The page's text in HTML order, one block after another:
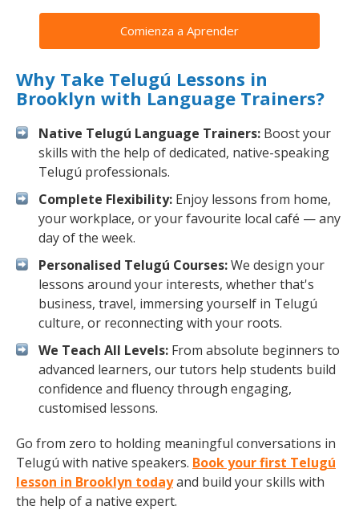
Comienza a Aprender
Why Take Telugú Lessons in
Brooklyn with Language Trainers?
Native Telugú Language Trainers: Boost your
skills with the help of dedicated, native-speaking
Telugú professionals.
Complete Flexibility: Enjoy lessons from home,
your workplace, or your favourite local café — any
day of the week.
Personalised Telugú Courses:We design your
lessons around your interests, whether that's
business, travel, immersing yourself in Telugú
culture, or reconnecting with your roots.
We Teach All Levels: From absolute beginners to
advanced learners, our tutors help students build
confidence and fluency through engaging,
customised lessons.
Go from zero to holding meaningful conversations in
Telugú with native speakers. Book your first Telugú
lesson in Brooklyn todayand build your skills with
the help of a native expert.